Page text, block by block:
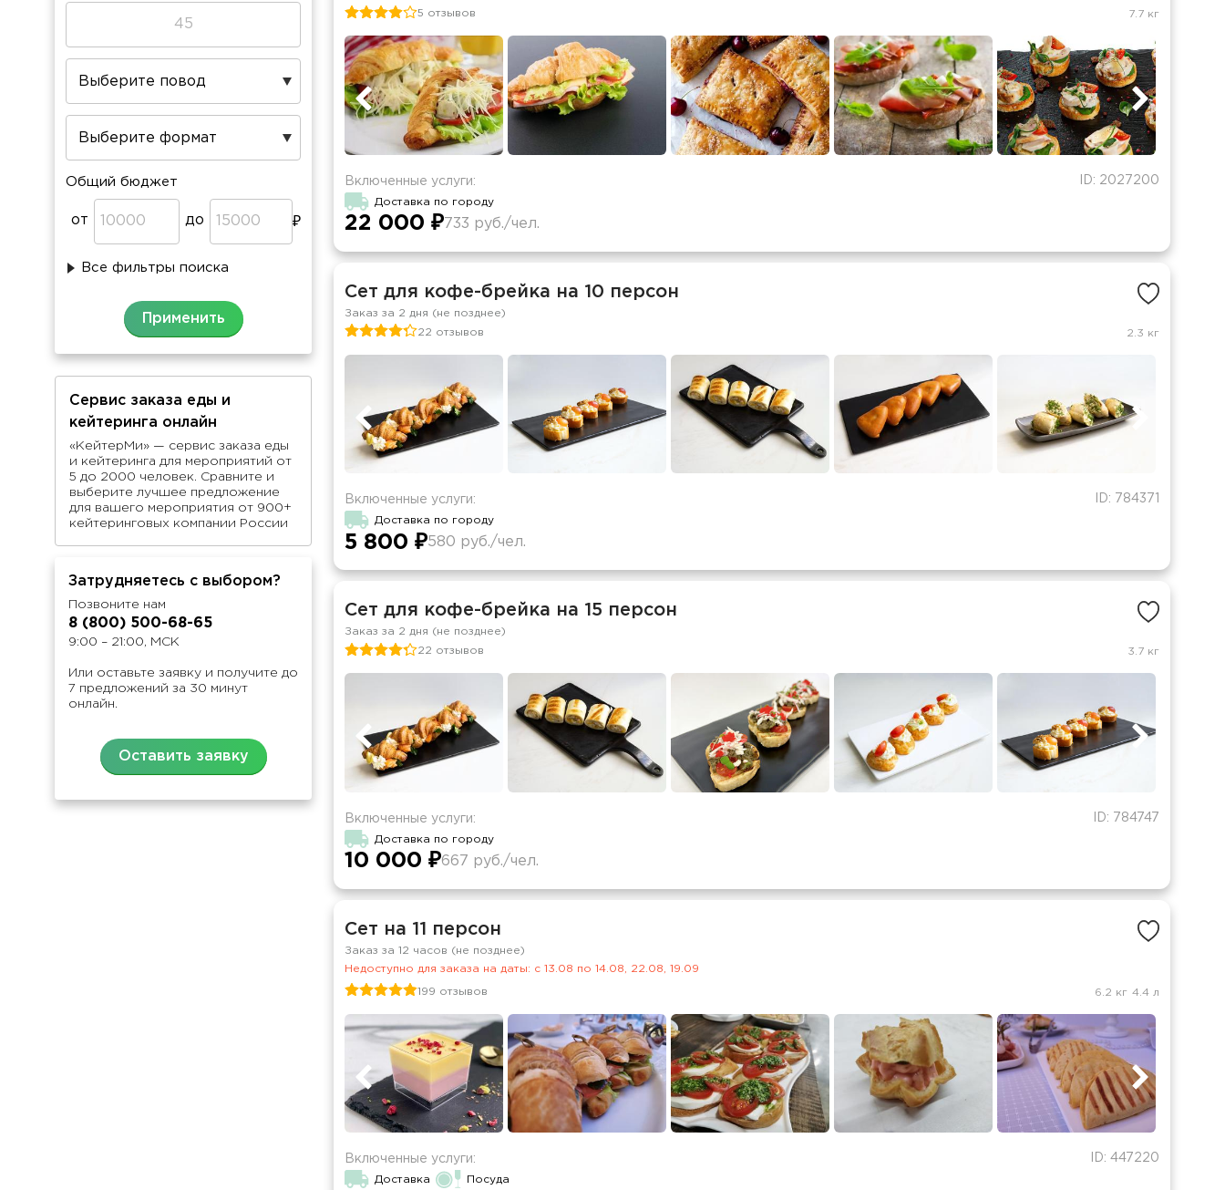
Общий бюджет
от до
Все фильтры поиска
Сервис заказа еды и
кейтеринга онлайн
«КейтерМи» — сервис заказа еды
и кейтеринга для мероприятий от
5 до 2000 человек. Сравните и
выберите лучшее предложение
для вашего мероприятия от 900+
кейтеринговых компании России
Затрудняетесь с выбором?
Позвоните нам
8 (800) 500-68-65
9:00 – 21:00, МСК
Или оставьте заявку и получите до
7 предложений за 30 минут
онлайн.
Оставить заявку
5 отзывов
7.7 кг
ID: 2027200
Включенные услуги:
Доставка по городу
22 000 ₽ 733 руб./чел.
Сет для кофе-брейка на 10 персон
Заказ за 2 дня (не позднее)
22 отзывов
2.3 кг
ID: 784371
Включенные услуги:
Доставка по городу
5 800 ₽580 руб./чел.
Сет для кофе-брейка на 15 персон
Заказ за 2 дня (не позднее)
22 отзывов
3.7 кг
ID: 784747
Включенные услуги:
Доставка по городу
10 000 ₽667 руб./чел.
Сет на 11 персон
Заказ за 12 часов (не позднее)
Недоступно для заказа на даты: c 13.08 по 14.08, 22.08, 19.09
199 отзывов 6.2 кг 4.4 л
ID: 447220
Включенные услуги:
Доставка Посуда